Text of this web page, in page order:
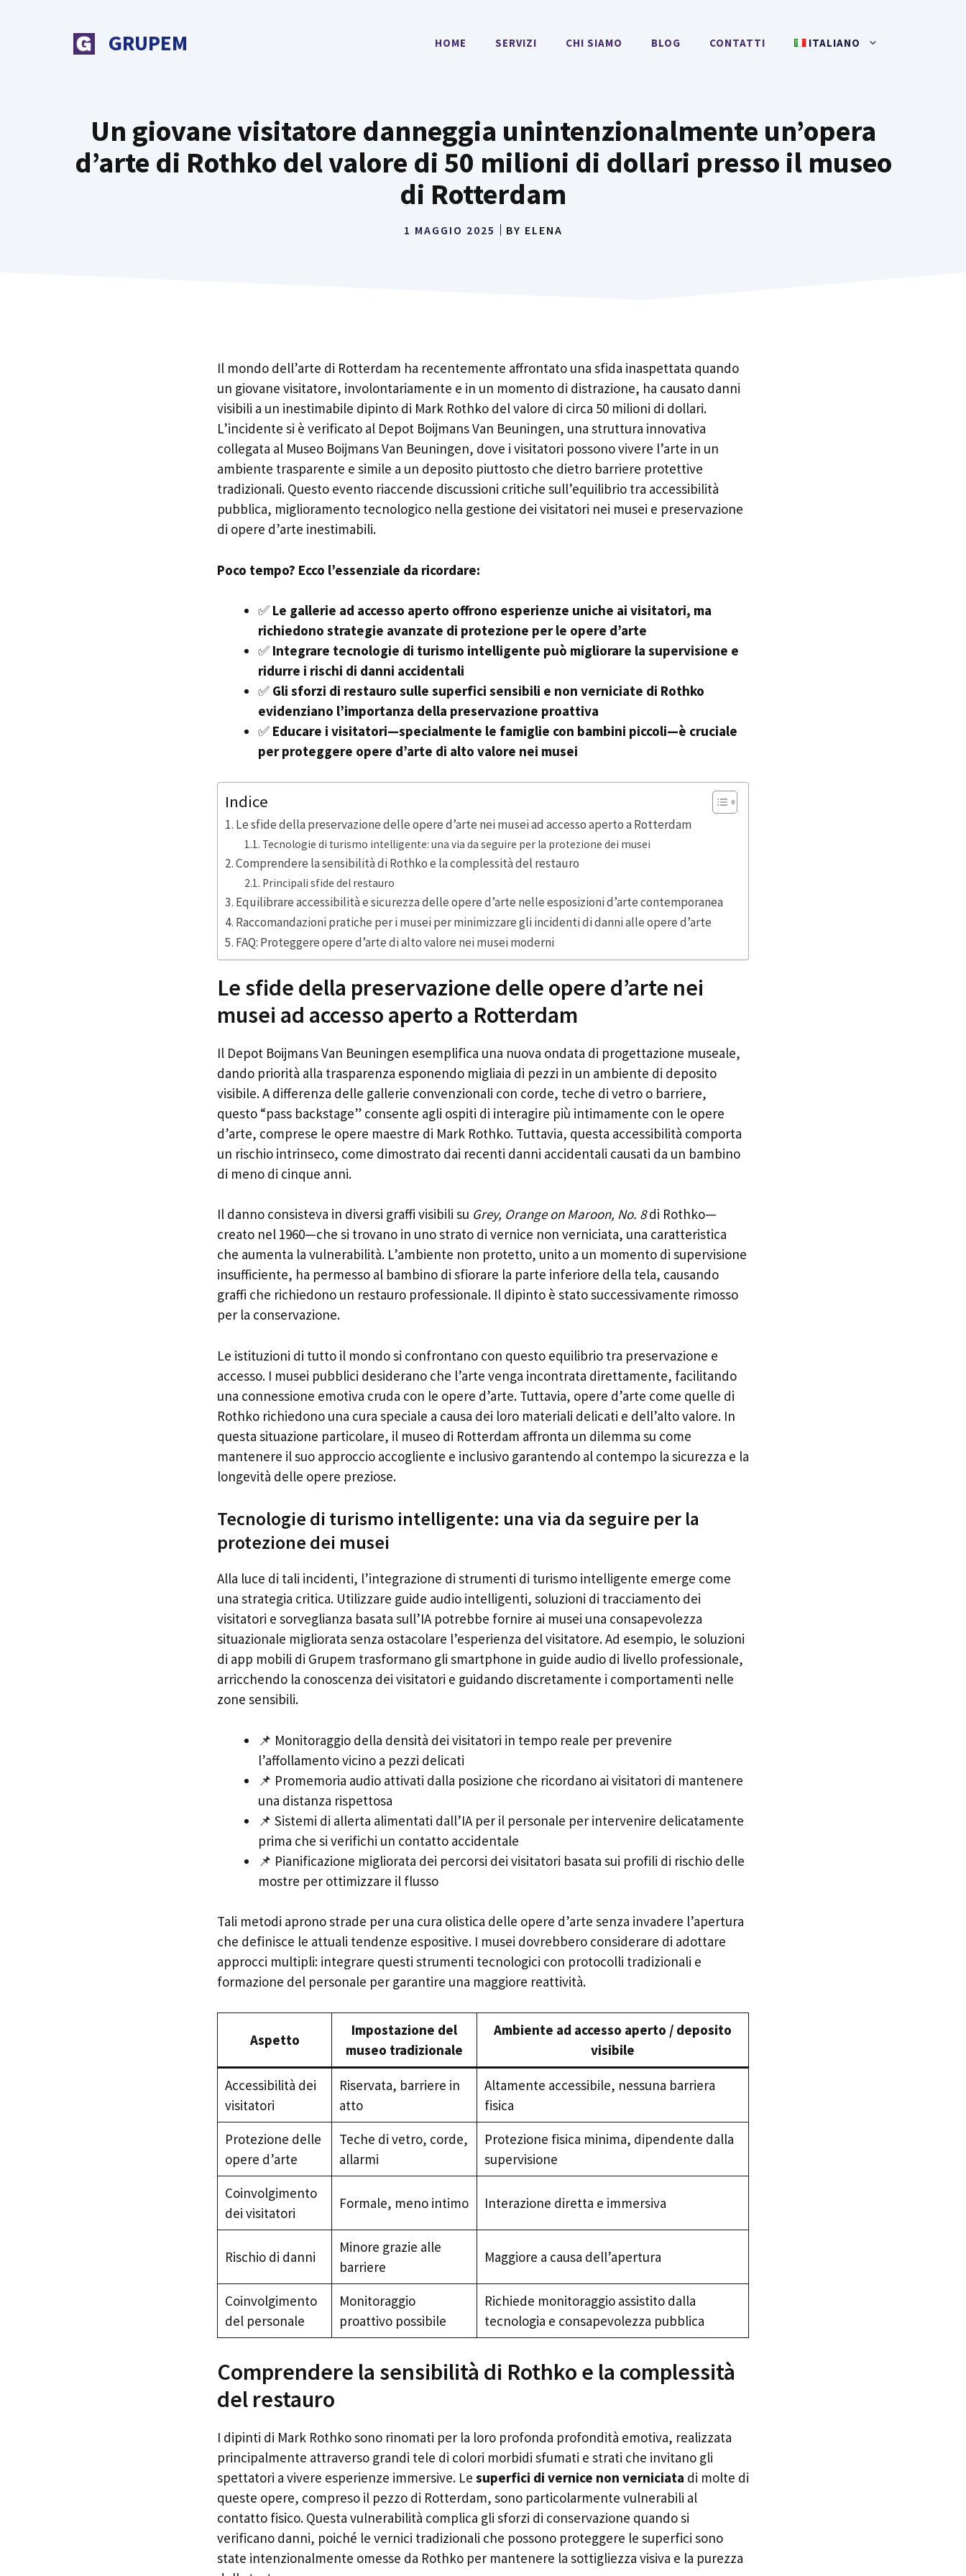
GRUPEM HOME SERVIZI CHI SIAMO BLOG CONTATTI ITALIANO
Un giovane visitatore danneggia unintenzionalmente un’opera
d’arte di Rothko del valore di 50 milioni di dollari presso il museo
di Rotterdam
1 MAGGIO 2025 BY ELENA
Il mondo dell’arte di Rotterdam ha recentemente affrontato una sfida inaspettata quando
un giovane visitatore, involontariamente e in un momento di distrazione, ha causato danni
visibili a un inestimabile dipinto di Mark Rothko del valore di circa 50 milioni di dollari.
L’incidente si è verificato al Depot Boijmans Van Beuningen, una struttura innovativa
collegata al Museo Boijmans Van Beuningen, dove i visitatori possono vivere l’arte in un
ambiente trasparente e simile a un deposito piuttosto che dietro barriere protettive
tradizionali. Questo evento riaccende discussioni critiche sull’equilibrio tra accessibilità
pubblica, miglioramento tecnologico nella gestione dei visitatori nei musei e preservazione
di opere d’arte inestimabili.
Poco tempo? Ecco l’essenziale da ricordare:
✅ Le gallerie ad accesso aperto offrono esperienze uniche ai visitatori, ma
richiedono strategie avanzate di protezione per le opere d’arte
✅ Integrare tecnologie di turismo intelligente può migliorare la supervisione e
ridurre i rischi di danni accidentali
✅ Gli sforzi di restauro sulle superfici sensibili e non verniciate di Rothko
evidenziano l’importanza della preservazione proattiva
✅ Educare i visitatori—specialmente le famiglie con bambini piccoli—è cruciale
per proteggere opere d’arte di alto valore nei musei
Indice
Le sfide della preservazione delle opere d’arte nei musei ad accesso aperto a Rotterdam
Tecnologie di turismo intelligente: una via da seguire per la protezione dei musei
Comprendere la sensibilità di Rothko e la complessità del restauro
Principali sfide del restauro
Equilibrare accessibilità e sicurezza delle opere d’arte nelle esposizioni d’arte contemporanea
Raccomandazioni pratiche per i musei per minimizzare gli incidenti di danni alle opere d’arte
FAQ: Proteggere opere d’arte di alto valore nei musei moderni
Le sfide della preservazione delle opere d’arte nei
musei ad accesso aperto a Rotterdam
Il Depot Boijmans Van Beuningen esemplifica una nuova ondata di progettazione museale,
dando priorità alla trasparenza esponendo migliaia di pezzi in un ambiente di deposito
visibile. A differenza delle gallerie convenzionali con corde, teche di vetro o barriere,
questo “pass backstage” consente agli ospiti di interagire più intimamente con le opere
d’arte, comprese le opere maestre di Mark Rothko. Tuttavia, questa accessibilità comporta
un rischio intrinseco, come dimostrato dai recenti danni accidentali causati da un bambino
di meno di cinque anni.
Il danno consisteva in diversi graffi visibili su Grey, Orange on Maroon, No. 8di Rothko—
creato nel 1960—che si trovano in uno strato di vernice non verniciata, una caratteristica
che aumenta la vulnerabilità. L’ambiente non protetto, unito a un momento di supervisione
insufficiente, ha permesso al bambino di sfiorare la parte inferiore della tela, causando
graffi che richiedono un restauro professionale. Il dipinto è stato successivamente rimosso
per la conservazione.
Le istituzioni di tutto il mondo si confrontano con questo equilibrio tra preservazione e
accesso. I musei pubblici desiderano che l’arte venga incontrata direttamente, facilitando
una connessione emotiva cruda con le opere d’arte. Tuttavia, opere d’arte come quelle di
Rothko richiedono una cura speciale a causa dei loro materiali delicati e dell’alto valore. In
questa situazione particolare, il museo di Rotterdam affronta un dilemma su come
mantenere il suo approccio accogliente e inclusivo garantendo al contempo la sicurezza e la
longevità delle opere preziose.
Tecnologie di turismo intelligente: una via da seguire per la
protezione dei musei
Alla luce di tali incidenti, l’integrazione di strumenti di turismo intelligente emerge come
una strategia critica. Utilizzare guide audio intelligenti, soluzioni di tracciamento dei
visitatori e sorveglianza basata sull’IA potrebbe fornire ai musei una consapevolezza
situazionale migliorata senza ostacolare l’esperienza del visitatore. Ad esempio, le soluzioni
di app mobili di Grupem trasformano gli smartphone in guide audio di livello professionale,
arricchendo la conoscenza dei visitatori e guidando discretamente i comportamenti nelle
zone sensibili.
📌 Monitoraggio della densità dei visitatori in tempo reale per prevenire
l’affollamento vicino a pezzi delicati
📌 Promemoria audio attivati dalla posizione che ricordano ai visitatori di mantenere
una distanza rispettosa
📌 Sistemi di allerta alimentati dall’IA per il personale per intervenire delicatamente
prima che si verifichi un contatto accidentale
📌 Pianificazione migliorata dei percorsi dei visitatori basata sui profili di rischio delle
mostre per ottimizzare il flusso
Tali metodi aprono strade per una cura olistica delle opere d’arte senza invadere l’apertura
che definisce le attuali tendenze espositive. I musei dovrebbero considerare di adottare
approcci multipli: integrare questi strumenti tecnologici con protocolli tradizionali e
formazione del personale per garantire una maggiore reattività.
Aspetto
Impostazione del
museo tradizionale
Ambiente ad accesso aperto / deposito
visibile
Accessibilità dei
visitatori
Riservata, barriere in
atto
Altamente accessibile, nessuna barriera
fisica
Protezione delle
opere d’arte
Teche di vetro, corde,
allarmi
Protezione fisica minima, dipendente dalla
supervisione
Coinvolgimento
dei visitatori
Formale, meno intimo Interazione diretta e immersiva
Rischio di danni
Minore grazie alle
barriere
Maggiore a causa dell’apertura
Coinvolgimento
del personale
Monitoraggio
proattivo possibile
Richiede monitoraggio assistito dalla
tecnologia e consapevolezza pubblica
Comprendere la sensibilità di Rothko e la complessità
del restauro
I dipinti di Mark Rothko sono rinomati per la loro profonda profondità emotiva, realizzata
principalmente attraverso grandi tele di colori morbidi sfumati e strati che invitano gli
spettatori a vivere esperienze immersive. Le superfici di vernice non verniciata di molte di
queste opere, compreso il pezzo di Rotterdam, sono particolarmente vulnerabili al
contatto fisico. Questa vulnerabilità complica gli sforzi di conservazione quando si
verificano danni, poiché le vernici tradizionali che possono proteggere le superfici sono
state intenzionalmente omesse da Rothko per mantenere la sottigliezza visiva e la purezza